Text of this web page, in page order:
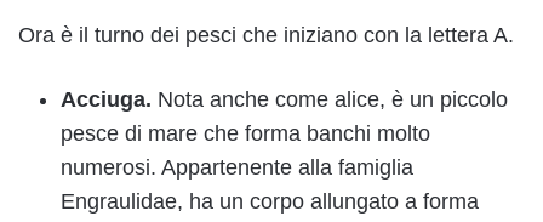
Ora è il turno dei pesci che iniziano con la lettera A.
Acciuga. Nota anche come alice, è un piccolo
pesce di mare che forma banchi molto
numerosi. Appartenente alla famiglia
Engraulidae, ha un corpo allungato a forma